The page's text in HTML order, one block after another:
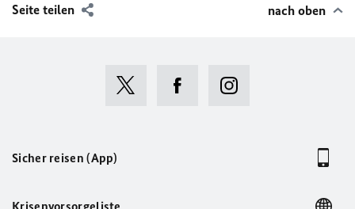
Seite teilen nach oben
Sicher reisen (App)
Krisenvorsorgeliste